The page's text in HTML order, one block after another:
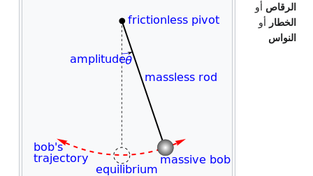
الرقاص أو
الخطار أو
النواس